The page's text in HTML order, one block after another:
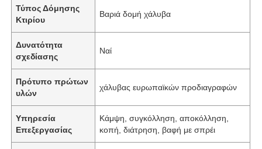
Τύπος Δόμησης
Κτιρίου
Βαριά δομή χάλυβα
Δυνατότητα
σχεδίασης
Ναί
Πρότυπο πρώτων
υλών
χάλυβας ευρωπαϊκών προδιαγραφών
Υπηρεσία
Επεξεργασίας
Κάμψη, συγκόλληση, αποκόλληση,
κοπή, διάτρηση, βαφή με σπρέι